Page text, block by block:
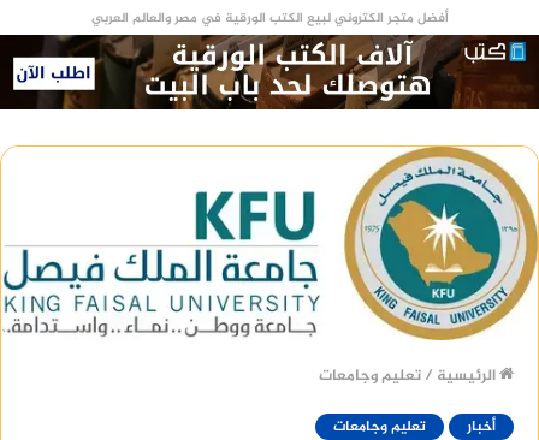
أفضل متجر الكتروني لبيع الكتب الورقية في مصر والعالم العربي
الرئيسية /تعليم وجامعات
أخبار تعليم وجامعات